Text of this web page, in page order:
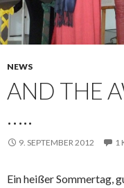
NEWS
AND THE
…..
9. SEPTEMBER 2012 1
Ein heißer Sommertag,